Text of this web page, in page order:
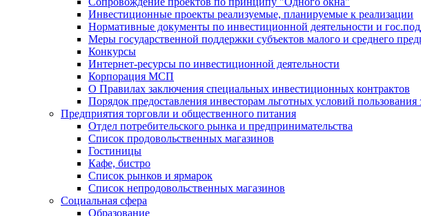
Инвестиционные проекты реализуемые, планируемые к реализации
Нормативные документы по инвестиционной деятельности и
Меры государственной поддержки субъектов малого и среднего
Конкурсы
Интернет-ресурсы по инвестиционной деятельности
Корпорация МСП
О Правилах заключения специальных инвестиционных контрактов
Порядок предоставления инвесторам льготных условий
Предприятия торговли и общественного питания
Отдел потребительского рынка и предпринимательства
Список продовольственных магазинов
Гостиницы
Кафе, бистро
Cписок рынков и ярмарок
Список непродовольственных магазинов
Социальная сфера
Образование